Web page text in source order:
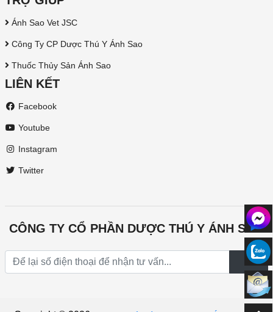
Ánh Sao Vet JSC
Công Ty CP Dược Thú Y Ánh Sao
Thuốc Thủy Sản Ánh Sao
LIÊN KẾT
Facebook
Youtube
Instagram
Twitter
CÔNG TY CỔ PHẦN DƯỢC THÚ Y ÁNH SAO